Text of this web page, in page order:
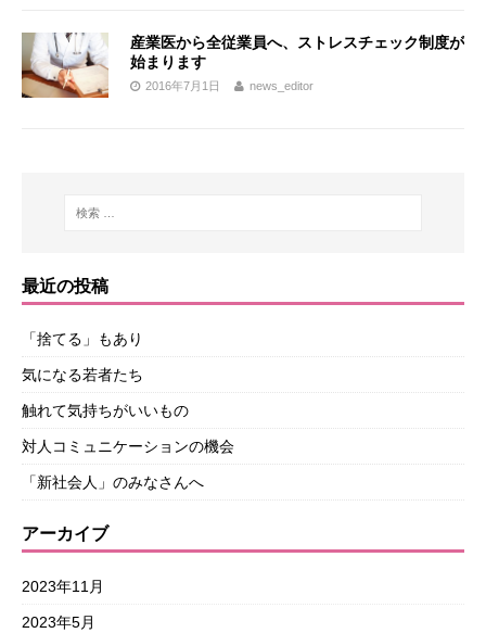
産業医から全従業員へ、ストレスチェック制度が
始まります
2016年7月1日 news_editor
最近の投稿
「捨てる」もあり
気になる若者たち
触れて気持ちがいいもの
対人コミュニケーションの機会
「新社会人」のみなさんへ
アーカイブ
2023年11月
2023年5月